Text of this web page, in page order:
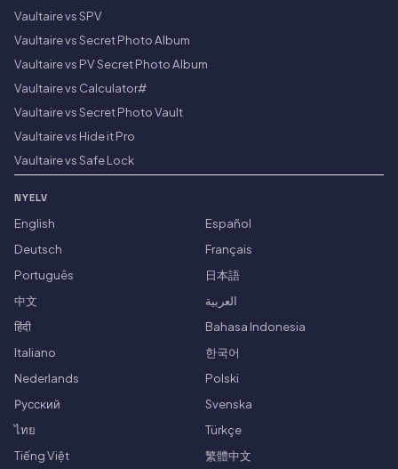
Vaultaire vs SPV
Vaultaire vs Secret Photo Album
Vaultaire vs PV Secret Photo Album
Vaultaire vs Calculator#
Vaultaire vs Secret Photo Vault
Vaultaire vs Hide it Pro
Vaultaire vs Safe Lock
NYELV
English
Español
Deutsch
Français
Português
日本語
中文
العربية
हिंदी
Bahasa Indonesia
Italiano
한국어
Nederlands
Polski
Русский
Svenska
ไทย
Türkçe
Tiếng Việt
繁體中文